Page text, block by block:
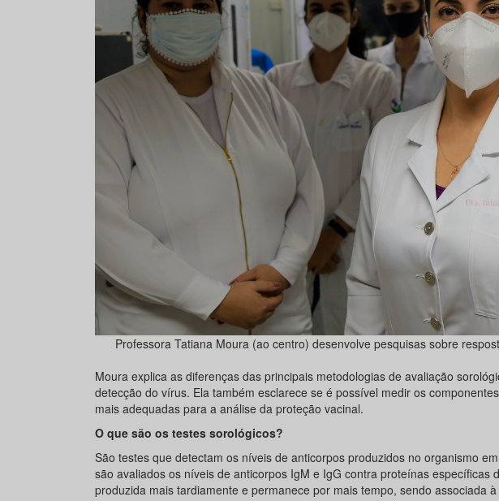
Professora Tatiana Moura (ao centro) desenvolve pesquisas sobre
Moura explica as diferenças das principais metodologias de avaliação
detecção do vírus. Ela também esclarece se é possível medir os
mais adequadas para a análise da proteção vacinal.
O que são os testes sorológicos?
São testes que detectam os níveis de anticorpos produzidos no organismo
são avaliados os níveis de anticorpos IgM e IgG contra proteínas específicas
produzida mais tardiamente e permanece por mais tempo, sendo associada